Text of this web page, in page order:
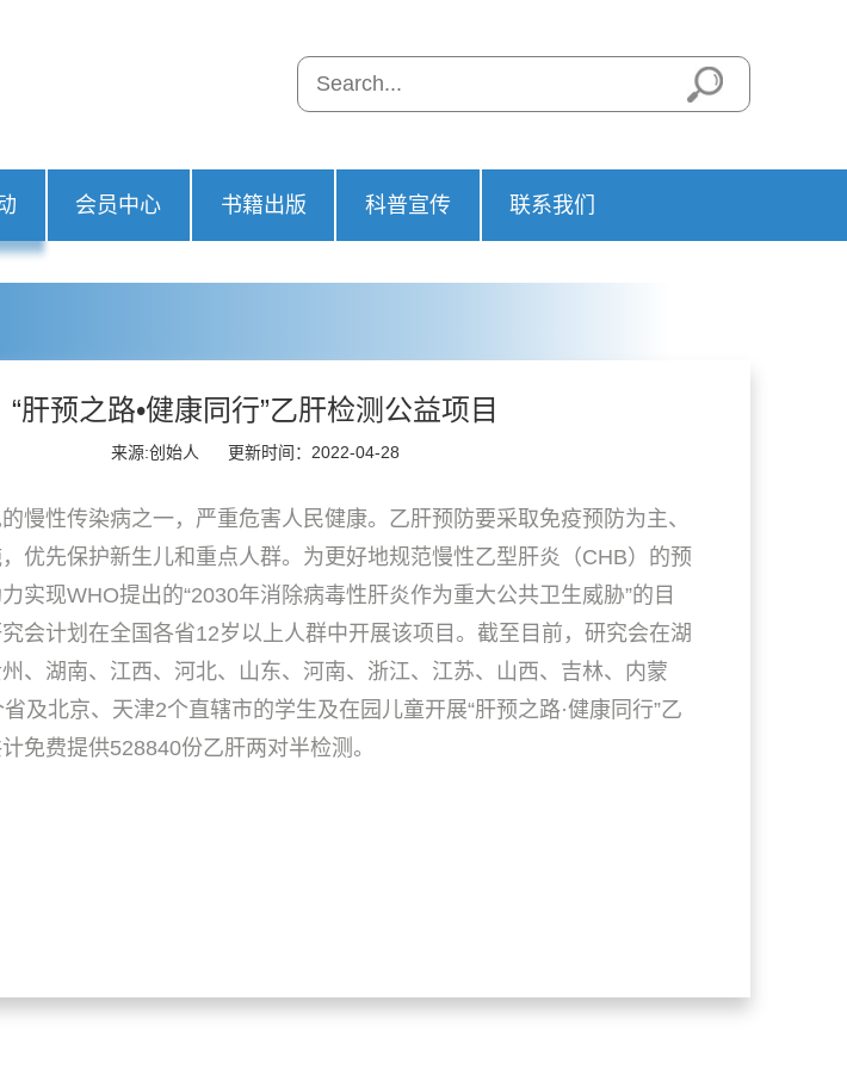
会员中心 书籍出版 科普宣传 联系我们
“肝预之路•健康同行”乙肝检测公益项目
来源:创始人 更新时间：2022-04-28
慢性传染病之一，严重危害人民健康。乙肝预防要采取免疫预防为主、
优先保护新生儿和重点人群。为更好地规范慢性乙型肝炎（CHB）的预
实现WHO提出的“2030年消除病毒性肝炎作为重大公共卫生威胁”的目
会计划在全国各省12岁以上人群中开展该项目。截至目前，研究会在湖
、湖南、江西、河北、山东、河南、浙江、江苏、山西、吉林、内蒙
及北京、天津2个直辖市的学生及在园儿童开展“肝预之路·健康同行”乙
免费提供528840份乙肝两对半检测。